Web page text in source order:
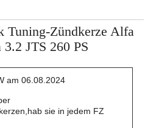
Tuning-Zündkerze Alfa
JTS 260 PS
am 06.08.2024
sie in jedem FZ